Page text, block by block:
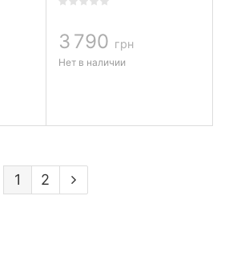
3 790 грн
Нет в наличии
1 2